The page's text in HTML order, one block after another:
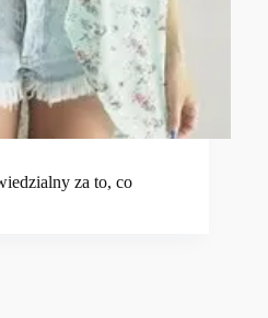
za to, co